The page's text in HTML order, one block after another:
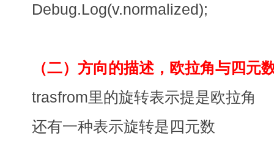
Debug.Log(v.normalized);
（二）方向的描述，欧拉角与四元
trasfrom里的旋转表示提是欧拉角
还有一种表示旋转是四元数